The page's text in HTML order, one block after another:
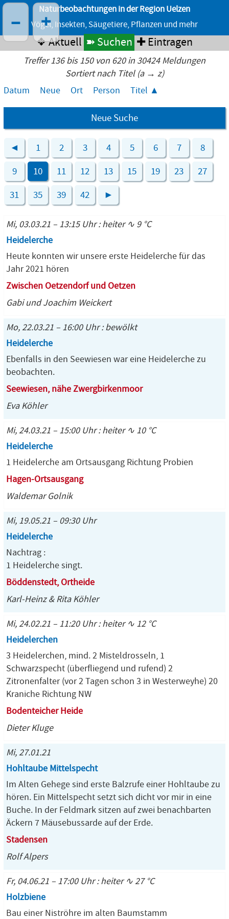
Naturbeobachtungen in der Region Uelzen
Vögel, Insekten, Säugetiere, Pflanzen und mehr
❖ Aktuell ➽ Suchen ✚ Eintragen
Treffer 136 bis 150 von 620 in 30424 Meldungen
Sortiert nach Titel (a → z)
Datum
Neue Ort Person Titel
Neue Suche
◄ 1 2 3 4 5 6 7 8
9 10 11 12 13 15 19 23 27
31 35 39 42 ►
Mi, 03.03.21 – 13:15 Uhr : heiter ∿ 9 °C
Heidelerche
Heute konnten wir unsere erste Heidelerche für das
Jahr 2021 hören
Zwischen Oetzendorf und Oetzen
Gabi und Joachim Weickert
Mo, 22.03.21 – 16:00 Uhr : bewölkt
Heidelerche
Ebenfalls in den Seewiesen war eine Heidelerche zu
beobachten.
Seewiesen, nähe Zwergbirkenmoor
Eva Köhler
Mi, 24.03.21 – 15:00 Uhr : heiter ∿ 10 °C
Heidelerche
1 Heidelerche am Ortsausgang Richtung Probien
Hagen-Ortsausgang
Waldemar Golnik
Mi, 19.05.21 – 09:30 Uhr
Heidelerche
Nachtrag :
1 Heidelerche singt.
Böddenstedt, Ortheide
Karl-Heinz & Rita Köhler
Mi, 24.02.21 – 11:20 Uhr : heiter ∿ 12 °C
Heidelerchen
3 Heidelerchen, mind. 2 Misteldrosseln, 1
Schwarzspecht (überfliegend und rufend) 2
Zitronenfalter (vor 2 Tagen schon 3 in Westerweyhe) 20
Kraniche Richtung NW
Bodenteicher Heide
Dieter Kluge
Mi, 27.01.21
Hohltaube Mittelspecht
Im Alten Gehege sind erste Balzrufe einer Hohltaube zu
hören. Ein Mittelspecht setzt sich dicht vor mir in eine
Buche. In der Feldmark sitzen auf zwei benachbarten
Äckern 7 Mäusebussarde auf der Erde.
Stadensen
Rolf Alpers
Fr, 04.06.21 – 17:00 Uhr : heiter ∿ 27 °C
Holzbiene
Bau einer Niströhre im alten Baumstamm
– +